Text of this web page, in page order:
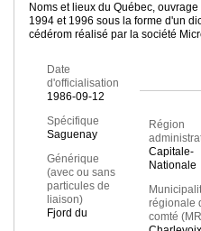
Noms et lieux du Québec,
1994 et 1996 sous la forme d'un
cédérom réalisé par la société
Date
d'officialisation
1986-09-12
Spécifique
Saguenay
Générique
(avec ou sans
particules de
liaison)
Fjord du
Région
Capitale-
Nationale
régionale
comté